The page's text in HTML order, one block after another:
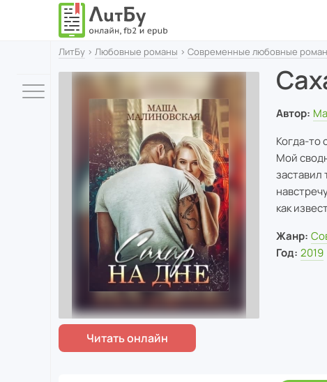
ЛитБу › Любовные романы › Современные любовные
Автор:
Когда-то
Мой
заставил
как
Жанр:
Год: 2019